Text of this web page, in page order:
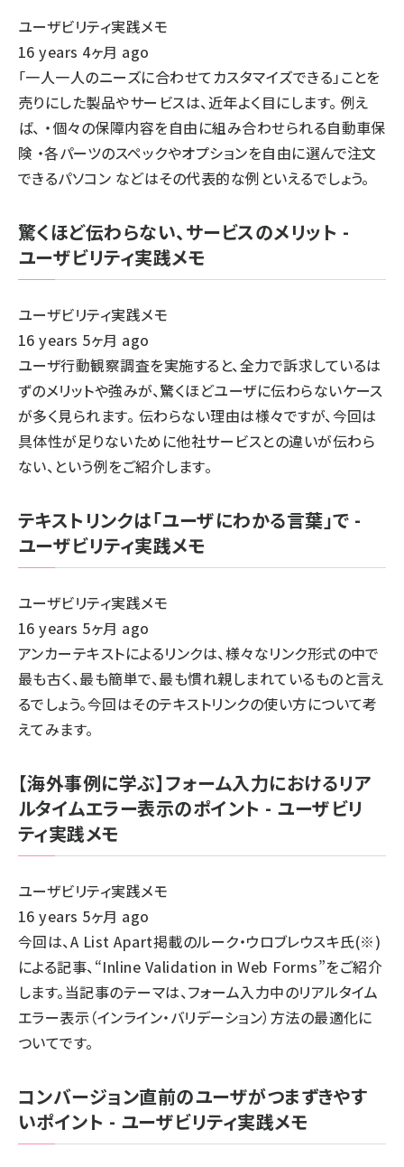
ユーザビリティ実践メモ
16 years 4ヶ月 ago
「一人一人のニーズに合わせてカスタマイズできる」ことを
売りにした製品やサービスは、近年よく目にします。 例え
ば、 ・個々の保障内容を自由に組み合わせられる自動車保
険 ・各パーツのスペックやオプションを自由に選んで注文
できるパソコン などはその代表的な例といえるでしょう。
驚くほど伝わらない、サービスのメリット -
ユーザビリティ実践メモ
ユーザビリティ実践メモ
16 years 5ヶ月 ago
ユーザ行動観察調査を実施すると、全力で訴求しているは
ずのメリットや強みが、驚くほどユーザに伝わらないケース
が多く見られます。 伝わらない理由は様々ですが、今回は
具体性が足りないために他社サービスとの違いが伝わら
ない、という例をご紹介します。
テキストリンクは「ユーザにわかる言葉」で -
ユーザビリティ実践メモ
ユーザビリティ実践メモ
16 years 5ヶ月 ago
アンカーテキストによるリンクは、様々なリンク形式の中で
最も古く、最も簡単で、最も慣れ親しまれているものと言え
るでしょう。今回はそのテキストリンクの使い方について考
えてみます。
【海外事例に学ぶ】フォーム入力におけるリア
ルタイムエラー表示のポイント - ユーザビリ
ティ実践メモ
ユーザビリティ実践メモ
16 years 5ヶ月 ago
今回は、A List Apart掲載のルーク・ウロブレウスキ氏(※)
による記事、“Inline Validation in Web Forms”をご紹介
します。当記事のテーマは、フォーム入力中のリアルタイム
エラー表示（インライン・バリデーション）方法の最適化に
ついてです。
コンバージョン直前のユーザがつまずきやす
いポイント - ユーザビリティ実践メモ